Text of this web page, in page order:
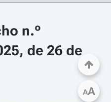
n.º
de 26 de
AA